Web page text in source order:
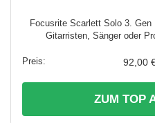
Focusrite Scarlett Solo 3.
Gitarristen, Sänger oder
92,00
ZUM TOP